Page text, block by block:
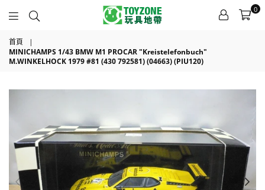
0
首頁
|
MINICHAMPS 1/43 BMW M1 PROCAR "Kreistelefonbuch"
M.WINKELHOCK 1979 #81 (430 792581) (04663) (PIU120)